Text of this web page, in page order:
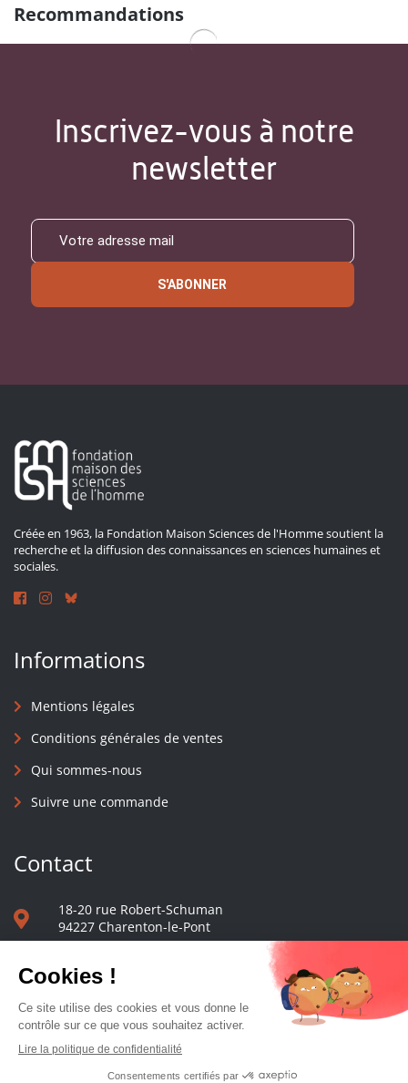
Recommandations
Inscrivez-vous à notre
newsletter
S'ABONNER
Créée en 1963, la Fondation Maison Sciences de l'Homme soutient la
recherche et la diffusion des connaissances en sciences humaines et
sociales.
Informations
Mentions légales
Conditions générales de ventes
Qui sommes-nous
Suivre une commande
Contact
18-20 rue Robert-Schuman
94227 Charenton-le-Pont